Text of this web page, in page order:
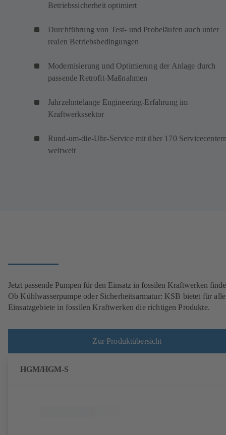
Betriebssicherheit optimiert
Durchführung von Test- und Probeläufen auch unter
realen Betriebsbedingungen
Modernisierung und Optimierung der Anlage durch
passende Retrofit-Maßnahmen
Jahrzehntelange Engineering-Erfahrung im
Kraftwerkssektor
Rund-um-die-Uhr-Service mit über 170
weltweit
Jetzt passende Pumpen für den Einsatz in fossilen Kraftwerken
Ob Kühlwasserpumpe oder Sicherheitsarmatur: KSB bietet für alle
Einsatzgebiete in fossilen Kraftwerken die richtigen Produkte.
Zur Produktübersicht
HGM/HGM-S